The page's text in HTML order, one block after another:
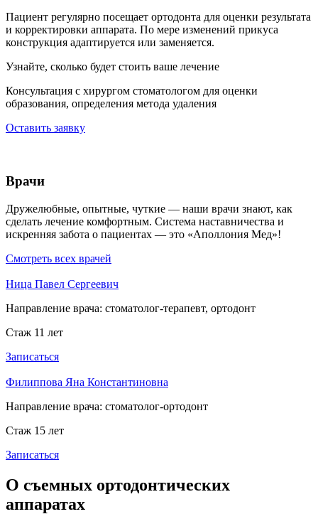
Пациент регулярно посещает ортодонта для оценки результата
и корректировки аппарата. По мере изменений прикуса
конструкция адаптируется или заменяется.
Узнайте, сколько будет стоить ваше лечение
Консультация с хирургом стоматологом для оценки
образования, определения метода удаления
Оставить заявку
Врачи
Дружелюбные, опытные, чуткие — наши врачи знают, как
сделать лечение комфортным. Система наставничества и
искренняя забота о пациентах — это «Аполлония Мед»!
Смотреть всех врачей
Ница Павел Сергеевич
Направление врача: стоматолог-терапевт, ортодонт
Стаж 11 лет
Записаться
Филиппова Яна Константиновна
Направление врача: стоматолог-ортодонт
Стаж 15 лет
Записаться
О съемных ортодонтических
аппаратах